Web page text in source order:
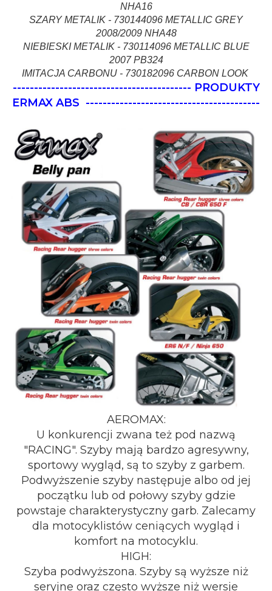
NHA16
SZARY METALIK - 730144096 METALLIC GREY
2008/2009 NHA48
NIEBIESKI METALIK - 730114096 METALLIC BLUE
2007 PB324
IMITACJA CARBONU - 730182096 CARBON LOOK
------------------------------------------ PRODUKTY
ERMAX ABS -----------------------------------------
AEROMAX:
U konkurencji zwana też pod nazwą
"RACING". Szyby mają bardzo agresywny,
sportowy wygląd, są to szyby z garbem.
Podwyższenie szyby następuje albo od jej
początku lub od połowy szyby gdzie
powstaje charakterystyczny garb. Zalecamy
dla motocyklistów ceniących wygląd i
komfort na motocyklu.
HIGH:
Szyba podwyższona. Szyby są wyższe niż
seryjne oraz często wyższe niż wersje